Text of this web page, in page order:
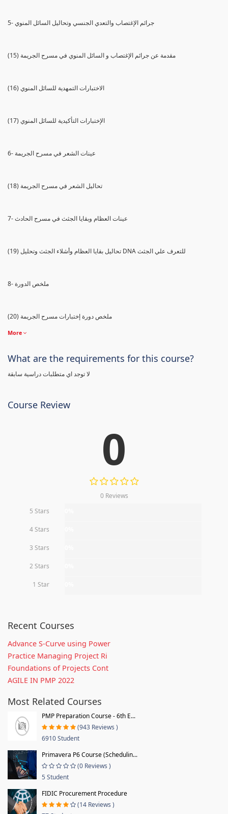
5- جرائم الإغتصاب والتعدي الجنسي وتحاليل السائل المنوي
(15) مقدمة عن جرائم الإغتصاب و السائل المنوي في مسرح الجريمة
(16) الاختبارات التمهدية للسائل المنوي
(17) الإختبارات التأكيدية للسائل المنوي
6- عينات الشعر في مسرح الجريمة
(18) تحاليل الشعر في مسرح الجريمة
7- عينات العظام وبقايا الجثث في مسرح الحادث
(19) تحاليل بقايا العظام وأشلاء الجثث وتحليل DNA للتعرف علي الجثث
8- ملخص الدورة
(20) ملخص دورة إختبارات مسرح الجريمة
More
What are the requirements for this course?
لا توجد اي متطلبات دراسية سابقة
Course Review
0
0 Reviews
5 Stars
4 Stars
3 Stars
2 Stars
1 Star
Recent Courses
Advance S-Curve using Power
Practice Managing Project Ri
Foundations of Projects Cont
AGILE IN PMP 2022
Most Related Courses
PMP Preparation Course - 6th E...
(943 Reviews )
6910 Student
Primavera P6 Course (Schedulin...
(0 Reviews )
5 Student
FIDIC Procurement Procedure
(14 Reviews )